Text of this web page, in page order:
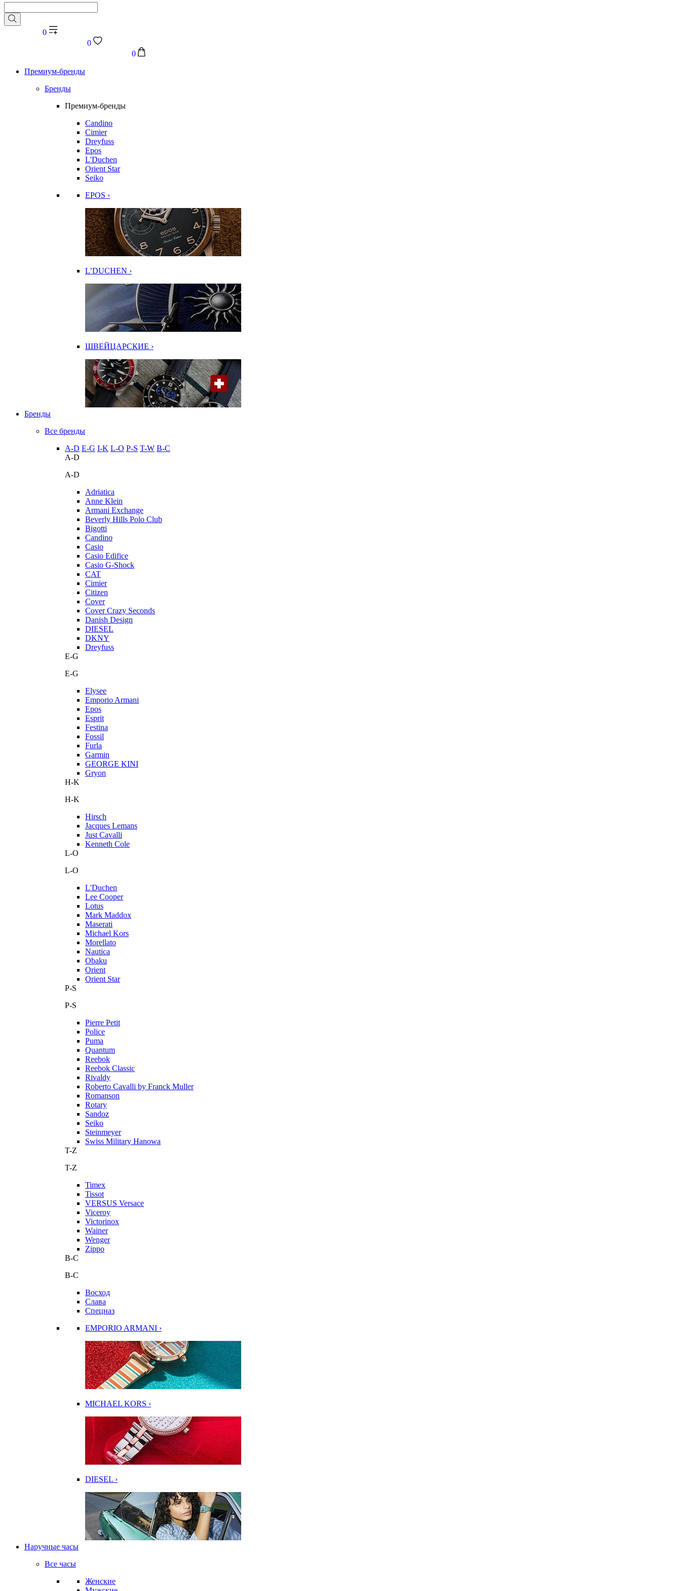
0
0
0
Премиум-бренды
Бренды
Премиум-бренды
Candino
Cimier
Dreyfuss
Epos
L'Duchen
Orient Star
Seiko
EPOS ›
L’DUCHEN ›
ШВЕЙЦАРСКИЕ ›
Бренды
Все бренды
A-D E-G I-K L-O P-S T-W В-С
A-D
A-D
Adriatica
Anne Klein
Armani Exchange
Beverly Hills Polo Club
Bigotti
Candino
Casio
Casio Edifice
Casio G-Shock
CAT
Cimier
Citizen
Cover
Cover Crazy Seconds
Danish Design
DIESEL
DKNY
Dreyfuss
E-G
E-G
Elysee
Emporio Armani
Epos
Esprit
Festina
Fossil
Furla
Garmin
GEORGE KINI
Gryon
H-K
H-K
Hirsch
Jacques Lemans
Just Cavalli
Kenneth Cole
L-O
L-O
L'Duchen
Lee Cooper
Lotus
Mark Maddox
Maserati
Michael Kors
Morellato
Nautica
Obaku
Orient
Orient Star
P-S
P-S
Pierre Petit
Police
Puma
Quantum
Reebok
Reebok Classic
Rivaldy
Roberto Cavalli by Franck Muller
Romanson
Rotary
Sandoz
Seiko
Steinmeyer
Swiss Military Hanowa
T-Z
T-Z
Timex
Tissot
VERSUS Versace
Viceroy
Victorinox
Wainer
Wenger
Zippo
В-С
В-С
Восход
Слава
Спецназ
EMPORIO ARMANI ›
MICHAEL KORS ›
DIESEL ›
Наручные часы
Все часы
Женские